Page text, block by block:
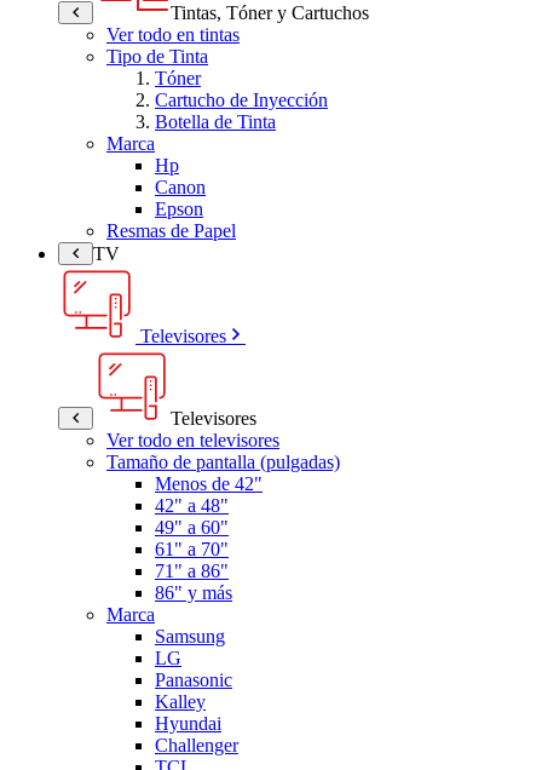
Tintas, Tóner y Cartuchos
Ver todo en tintas
Tipo de Tinta
Tóner
Cartucho de Inyección
Botella de Tinta
Marca
Hp
Canon
Epson
Resmas de Papel
TV
Televisores
Televisores
Ver todo en televisores
Tamaño de pantalla (pulgadas)
Menos de 42"
42" a 48"
49" a 60"
61" a 70"
71" a 86"
86" y más
Marca
Samsung
LG
Panasonic
Kalley
Hyundai
Challenger